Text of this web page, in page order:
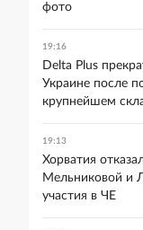
фото
19:16
Delta Plus
Украине после
крупнейшем
19:13
Хорватия
Мельниковой и
участия в ЧЕ